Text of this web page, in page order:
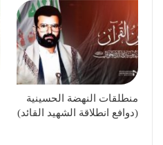
منطلقات النهضة الحسينية
(دوافع انطلاقة الشهيد القائد)